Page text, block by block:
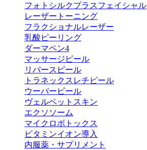
フォトシルクプラスフェイシャル
レーザートーニング
フラクショナルレーザー
乳酸ピーリング
ダーマペン4
マッサージピール
リバースピール
トラネックスレチピール
ウーバーピール
ヴェルベットスキン
エクソソーム
マイクロボトックス
ビタミンイオン導入
内服薬・サプリメント